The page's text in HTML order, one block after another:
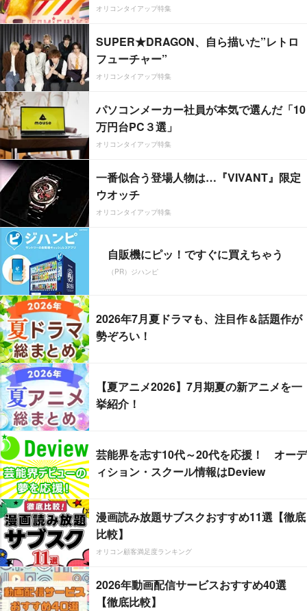
オリコンタイアップ特集
SUPER★DRAGON、自ら描いた”レトロ
フューチャー”
オリコンタイアップ特集
パソコンメーカー社員が本気で選んだ「10
万円台PC３選」
オリコンタイアップ特集
一番似合う登場人物は…『VIVANT』限定
ウオッチ
オリコンタイアップ特集
自販機にピッ！ですぐに買えちゃう
（PR）ジハンピ
2026年7月夏ドラマも、注目作＆話題作が
勢ぞろい！
【夏アニメ2026】7月期夏の新アニメを一
挙紹介！
芸能界を志す10代～20代を応援！ オーデ
ィション・スクール情報はDeview
漫画読み放題サブスクおすすめ11選【徹底
比較】
オリコン顧客満足度ランキング
2026年動画配信サービスおすすめ40選
【徹底比較】